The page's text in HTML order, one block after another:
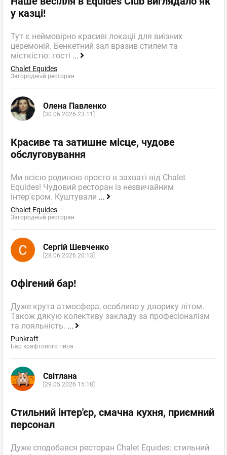
facebook
Сергій Нагорний
Новичок
Останнього разу був у Punkraft пару місяців тому і досі під
враженням від смаку мексиканських тако. Замовляйте з
креветкою, якщо хочете по-справжньому кайфанути)
Punkraft ,Бар крафтового пива Оценка 0
facebook twitter
Новичок
отзывов: 9
Такой вкусной еды в баре я нигде не пробовал. Бургеры
вкуснейшие, стейки на уровне и ко всему этому ещё и
Подоле!
Punkraft ,Бар крафтового пива
facebook
Владислав
30.05.2023 20:34
у казці!
Тут є неймовірно красиві локаціі для виїзних
церемоній. Бенкетний зал вразив стилем та
місткістю: гості ...
Chalet Equides
Загородный ресторан
Олена Павленко
[30.06.2026 23:11]
Красиве та затишне місце, чудове
обслуговування
Ми всією родиною просто в захваті від Chalet
Equides! Чудовий ресторан із незвичайним
інтер'єром. Куштували ...
Chalet Equides
Загородный ресторан
Сергій Шевченко
[28.06.2026 20:13]
Офігений бар!
Дуже крута атмосфера, особливо у дворику літом.
Також дякую колективу закладу за професіоналізм
та лояльність. ...
Punkraft
Бар крафтового пива
Світлана
[29.05.2026 15:18]
Стильний інтер'єр, смачна кухня, приємний
персонал
Дуже сподобався ресторан Chalet Equides: стильний